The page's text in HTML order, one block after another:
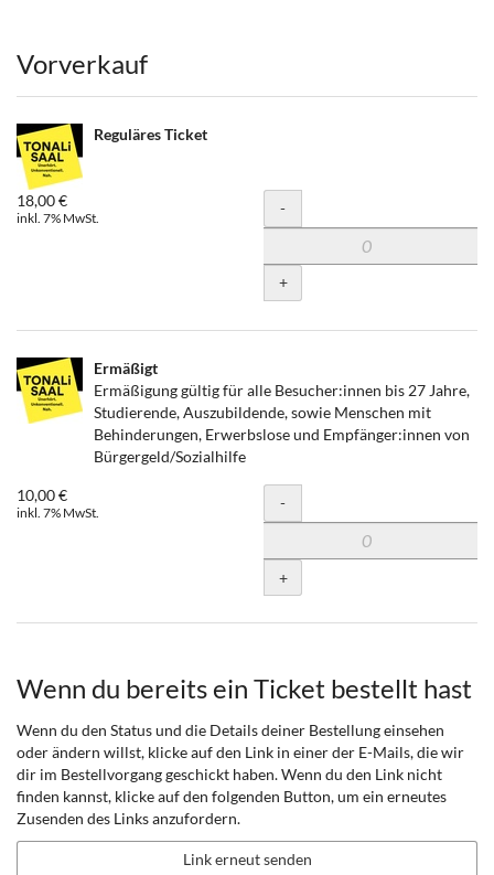
Produkte
Vorverkauf
Reguläres Ticket
18,00 €
inkl. 7% MwSt. Menge
-
+
Ermäßigt
Ermäßigung gültig für alle Besucher:innen bis 27 Jahre,
Studierende, Auszubildende, sowie Menschen mit
Behinderungen, Erwerbslose und Empfänger:innen von
Bürgergeld/Sozialhilfe
10,00 €
inkl. 7% MwSt. Menge
-
+
Wenn du bereits ein Ticket bestellt hast
Wenn du den Status und die Details deiner Bestellung einsehen
oder ändern willst, klicke auf den Link in einer der E-Mails, die wir
dir im Bestellvorgang geschickt haben. Wenn du den Link nicht
finden kannst, klicke auf den folgenden Button, um ein erneutes
Zusenden des Links anzufordern.
Link erneut senden